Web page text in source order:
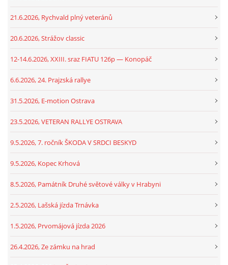
21.6.2026, Rychvald plný veteránů
20.6.2026, Strážov classic
12-14.6.2026, XXIII. sraz FIATU 126p — Konopáč
6.6.2026, 24. Prajzská rallye
31.5.2026, E-motion Ostrava
23.5.2026, VETERAN RALLYE OSTRAVA
9.5.2026, 7. ročník ŠKODA V SRDCI BESKYD
9.5.2026, Kopec Krhová
8.5.2026, Památník Druhé světové války v Hrabyni
2.5.2026, Lašská jízda Trnávka
1.5.2026, Prvomájová jízda 2026
26.4.2026, Ze zámku na hrad